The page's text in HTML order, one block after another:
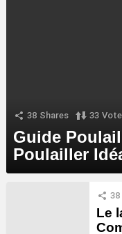
38 Shares 33
Guide
Poulailler
38
Le